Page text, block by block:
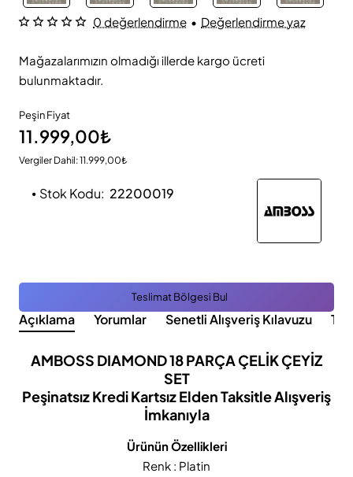
Mağazalarımızın olmadığı illerde kargo ücreti
bulunmaktadır.
0 değerlendirme • Değerlendirme yaz
Peşin Fiyat
11.999,00₺
Vergiler Dahil: 11.999,00₺
Stok Kodu: 22200019
Teslimat Bölgesi Bul
Açıklama Yorumlar Senetli Alışveriş Kılavuzu
AMBOSS DIAMOND 18 PARÇA ÇELİK ÇEYİZ
SET
Peşinatsız Kredi Kartsız Elden Taksitle Alışveriş
İmkanıyla
Ürünün Özellikleri
Renk : Platin